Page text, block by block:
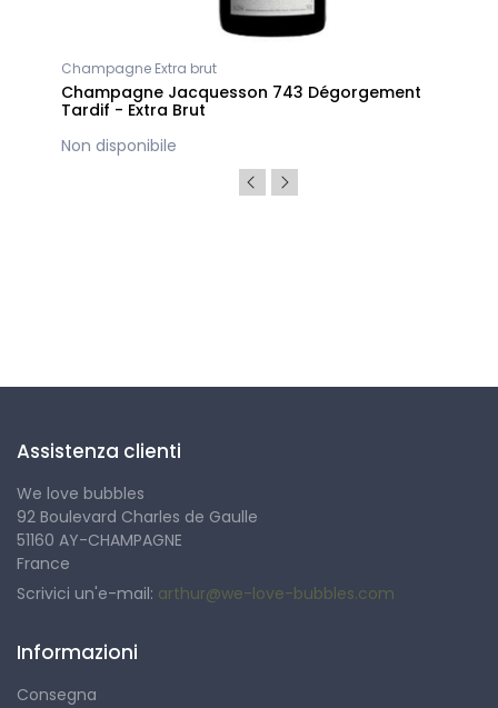
Champagne Extra brut
Champagne Jacquesson 743 Dégorgement
Tardif - Extra Brut
Non disponibile
Assistenza clienti
We love bubbles
92 Boulevard Charles de Gaulle
51160 AY-CHAMPAGNE
France
Scrivici un'e-mail: arthur@we-love-bubbles.com
Informazioni
Consegna